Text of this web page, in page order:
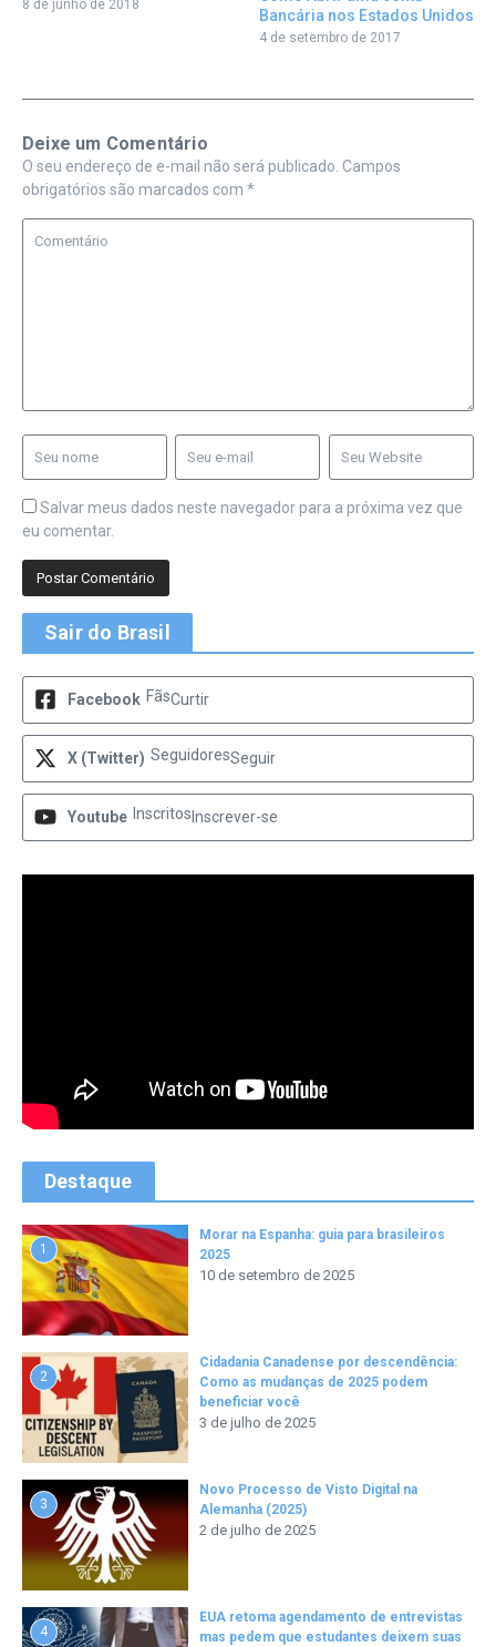
8 de junho de 2018
Bancária nos Estados Unidos
4 de setembro de 2017
Deixe um Comentário
O seu endereço de e-mail não será publicado. Campos
obrigatórios são marcados com *
Salvar meus dados neste navegador para a próxima vez que
eu comentar.
Sair do Brasil
Facebook FãsCurtir
X (Twitter) SeguidoresSeguir
Youtube Inscritos Inscrever-se
Destaque
1
Morar na Espanha: guia para brasileiros
2025
10 de setembro de 2025
2
Cidadania Canadense por descendência:
Como as mudanças de 2025 podem
beneficiar você
3 de julho de 2025
3
Novo Processo de Visto Digital na
Alemanha (2025)
2 de julho de 2025
4
EUA retoma agendamento de entrevistas
mas pedem que estudantes deixem suas